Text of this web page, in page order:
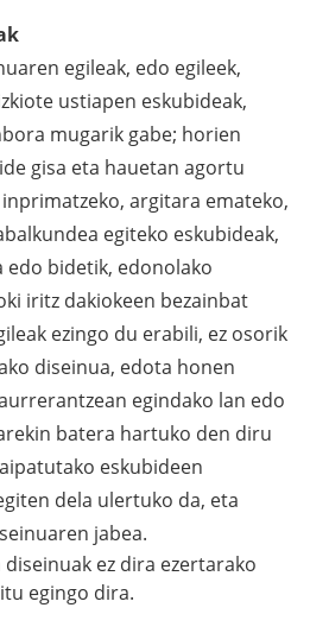
egileak, edo egileek,
ustiapen eskubideak,
mugarik gabe; horien
gisa eta hauetan agortu
argitara emateko,
egiteko eskubideak,
edo bidetik, edonolako
iritz dakiokeen bezainbat
ezingo du erabili, ez osorik
diseinua, edota honen
egindako lan edo
batera hartuko den diru
eskubideen
dela ulertuko da, eta
jabea.
diseinuak ez dira ezertarako
egingo dira.